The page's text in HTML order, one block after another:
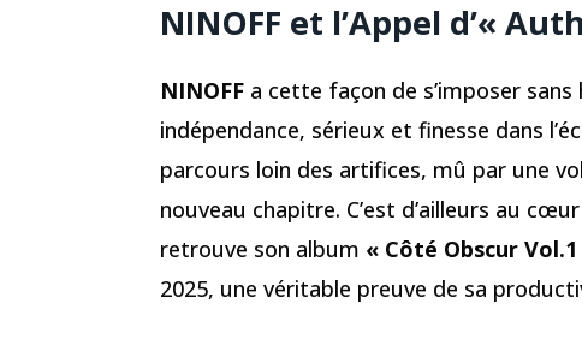
NINOFF et l’Appel d’«
NINOFF a cette façon de s’imposer
indépendance, sérieux et finesse dans
parcours loin des artifices, mû par une
nouveau chapitre. C’est d’ailleurs au
retrouve son album « Côté Obscur
2025, une véritable preuve de sa